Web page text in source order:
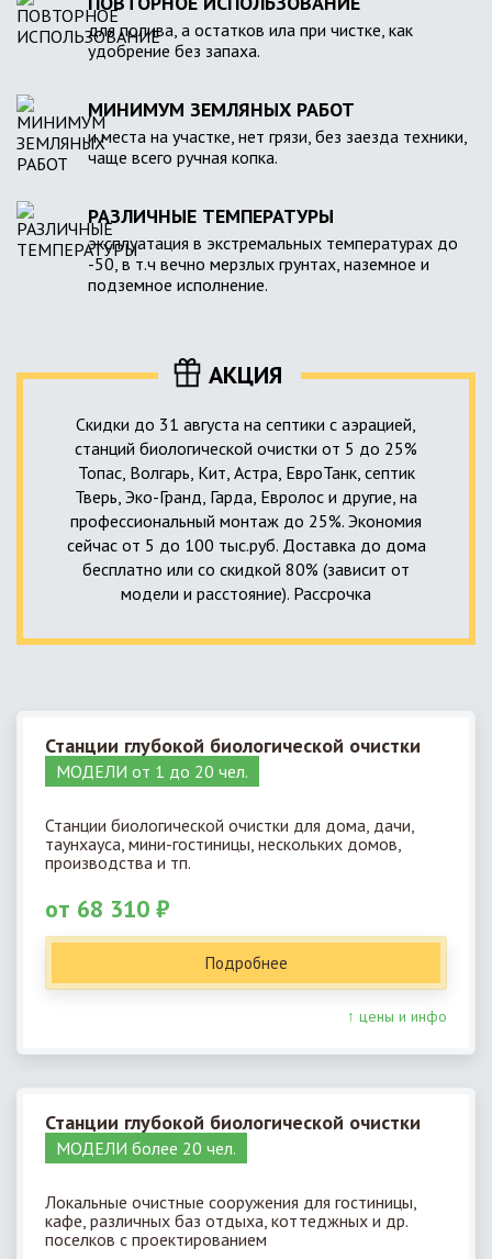
для полива, а остатков ила при чистке, как
удобрение без запаха.
МИНИМУМ ЗЕМЛЯНЫХ РАБОТ
и места на участке, нет грязи, без заезда техники,
чаще всего ручная копка.
РАЗЛИЧНЫЕ ТЕМПЕРАТУРЫ
эксплуатация в экстремальных температурах до
-50, в т.ч вечно мерзлых грунтах, наземное и
подземное исполнение.
АКЦИЯ
Скидки до 31 августа на септики с аэрацией,
станций биологической очистки от 5 до 25%
Топас, Волгарь, Кит, Астра, ЕвроТанк, септик
Тверь, Эко-Гранд, Гарда, Евролос и другие, на
профессиональный монтаж до 25%. Экономия
сейчас от 5 до 100 тыс.руб. Доставка до дома
бесплатно или со скидкой 80% (зависит от
модели и расстояние). Рассрочка
Станции глубокой биологической очистки
МОДЕЛИ от 1 до 20 чел.
Станции биологической очистки для дома, дачи,
таунхауса, мини-гостиницы, нескольких домов,
производства и тп.
от 68 310 ₽
Подробнее
↑ цены и инфо
Станции глубокой биологической очистки
МОДЕЛИ более 20 чел.
Локальные очистные сооружения для гостиницы,
кафе, различных баз отдыха, коттеджных и др.
поселков с проектированием